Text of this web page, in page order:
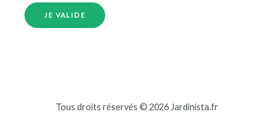
JE VALIDE
Tous droits réservés © 2026 Jardinista.fr